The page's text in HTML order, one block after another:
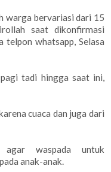
warga bervariasi dari 15
saat dikonfirmasi
telpon whatsapp, Selasa
tadi hingga saat ini,
cuaca dan juga dari
waspada untuk
anak-anak.